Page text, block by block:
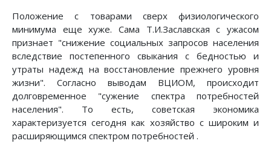
Положение с товарами сверх физиологического
минимума еще хуже. Сама Т.И.Заславская с ужасом
признает "снижение социальных запросов населения
вследствие постепенного свыкания с бедностью и
утраты надежд на восстановление прежнего уровня
жизни". Согласно выводам ВЦИОМ, происходит
долговременное "сужение спектра потребностей
населения". То есть, советская экономика
характеризуется сегодня как хозяйство с широким и
расширяющимся спектром потребностей .